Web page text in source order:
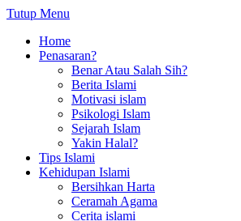
Tutup Menu
Home
Penasaran?
Benar Atau Salah Sih?
Berita Islami
Motivasi islam
Psikologi Islam
Sejarah Islam
Yakin Halal?
Tips Islami
Kehidupan Islami
Bersihkan Harta
Ceramah Agama
Cerita islami